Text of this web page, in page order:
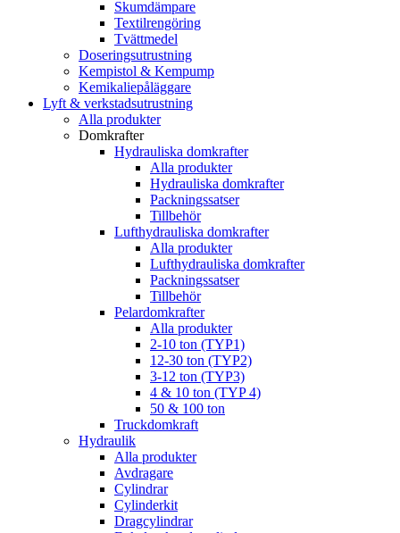
Skumdämpare
Textilrengöring
Tvättmedel
Doseringsutrustning
Kempistol & Kempump
Kemikaliepåläggare
Lyft & verkstadsutrustning
Alla produkter
Domkrafter
Hydrauliska domkrafter
Alla produkter
Hydrauliska domkrafter
Packningssatser
Tillbehör
Lufthydrauliska domkrafter
Alla produkter
Lufthydrauliska domkrafter
Packningssatser
Tillbehör
Pelardomkrafter
Alla produkter
2-10 ton (TYP1)
12-30 ton (TYP2)
3-12 ton (TYP3)
4 & 10 ton (TYP 4)
50 & 100 ton
Truckdomkraft
Hydraulik
Alla produkter
Avdragare
Cylindrar
Cylinderkit
Dragcylindrar